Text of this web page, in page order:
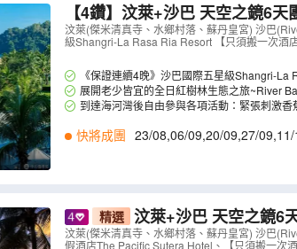
【4鑽】汶萊+沙巴 天空之鏡6
Ria Resort、汶萊(傑米清真寺
K06L）
汶萊(傑米清真寺、水鄉村落、蘇丹皇宮) 沙巴
級Shangri-La Rasa Ria Resort 【只須搬一次酒店
《保證連續4晚》沙巴國際五星級Shangri-La
展開老少皆宜的全日紅樹林生態之旅~River
到達海河灣後自由參與各項活動：緊張刺激
快將成團 23/08,06/09,20/09,27/09,
精選 汶萊+沙巴 天空之鏡6
a Hotel 、汶萊(傑米清真寺、
汶萊(傑米清真寺、水鄉村落、蘇丹皇宮) 沙巴
假酒店The Pacific Sutera Hotel、【只須搬一次酒